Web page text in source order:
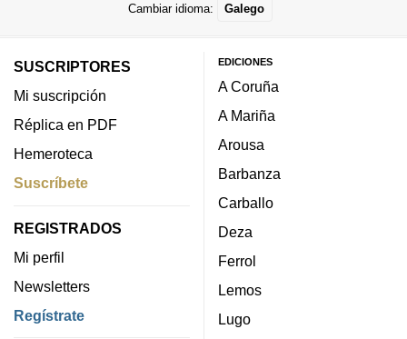
Cambiar idioma: Galego
SUSCRIPTORES
Mi suscripción
Réplica en PDF
Hemeroteca
Suscríbete
REGISTRADOS
Mi perfil
Newsletters
Regístrate
EDICIONES
A Coruña
A Mariña
Arousa
Barbanza
Carballo
Deza
Ferrol
Lemos
Lugo